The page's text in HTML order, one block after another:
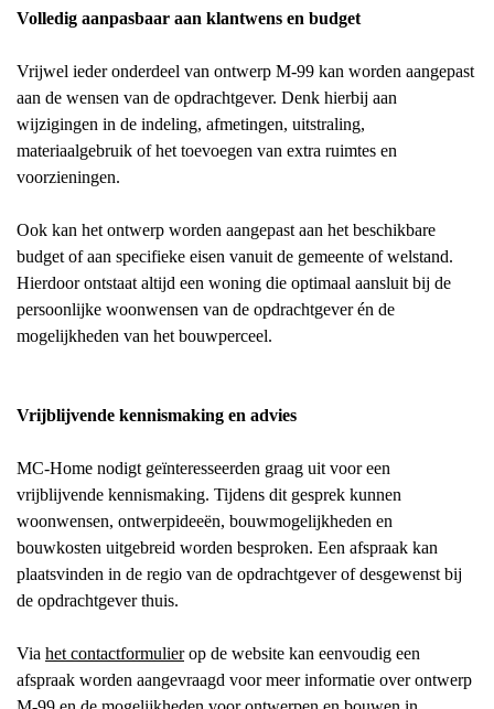
Volledig aanpasbaar aan klantwens en budget
Vrijwel ieder onderdeel van ontwerp M-99 kan worden aangepast
aan de wensen van de opdrachtgever. Denk hierbij aan
wijzigingen in de indeling, afmetingen, uitstraling,
materiaalgebruik of het toevoegen van extra ruimtes en
voorzieningen.
Ook kan het ontwerp worden aangepast aan het beschikbare
budget of aan specifieke eisen vanuit de gemeente of welstand.
Hierdoor ontstaat altijd een woning die optimaal aansluit bij de
persoonlijke woonwensen van de opdrachtgever én de
mogelijkheden van het bouwperceel.
Vrijblijvende kennismaking en advies
MC-Home nodigt geïnteresseerden graag uit voor een
vrijblijvende kennismaking. Tijdens dit gesprek kunnen
woonwensen, ontwerpideeën, bouwmogelijkheden en
bouwkosten uitgebreid worden besproken. Een afspraak kan
plaatsvinden in de regio van de opdrachtgever of desgewenst bij
de opdrachtgever thuis.
Via het contactformulierop de website kan eenvoudig een
afspraak worden aangevraagd voor meer informatie over ontwerp